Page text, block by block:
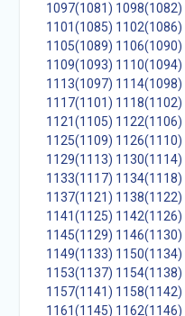
1097(1081) 1098(1082)
1101(1085) 1102(1086)
1105(1089) 1106(1090)
1109(1093) 1110(1094)
1113(1097) 1114(1098)
1117(1101) 1118(1102)
1121(1105) 1122(1106)
1125(1109) 1126(1110)
1129(1113) 1130(1114)
1133(1117) 1134(1118)
1137(1121) 1138(1122)
1141(1125) 1142(1126)
1145(1129) 1146(1130)
1149(1133) 1150(1134)
1153(1137) 1154(1138)
1157(1141) 1158(1142)
1161(1145) 1162(1146)